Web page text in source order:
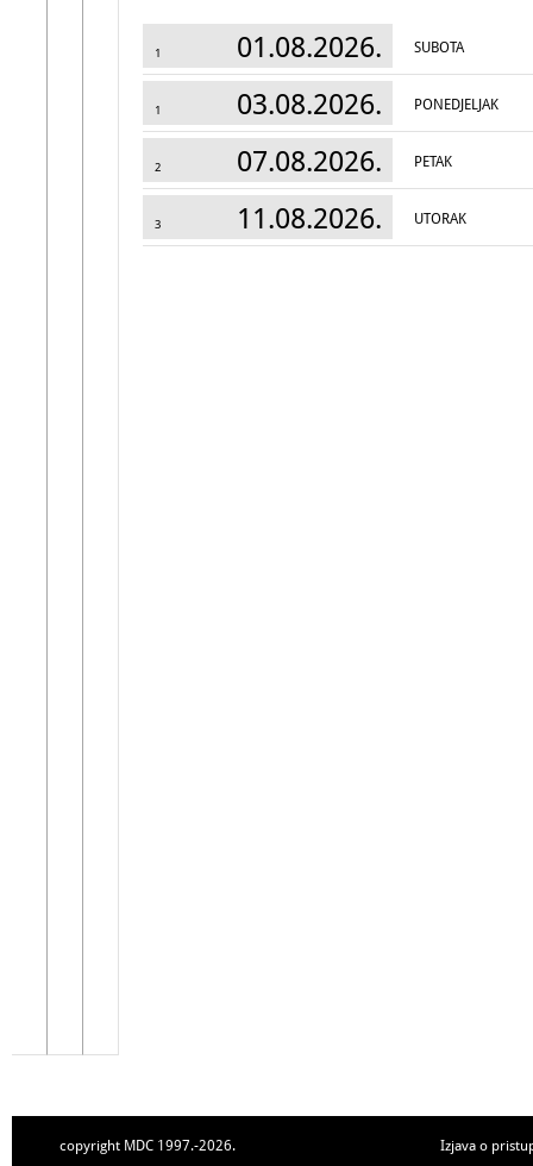
1 01.08.2026. SUBOTA
1 03.08.2026. PONEDJELJAK
2 07.08.2026. PETAK
3 11.08.2026. UTORAK
copyright MDC 1997.-2026. Izjava o